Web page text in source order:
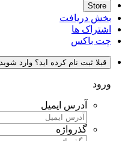
Store
بخش دریافت
اشتراک ها
چت باکس
قبلا ثبت نام کرده اید؟ وارد شوید
ورود
آدرس ایمیل
گذرواژه